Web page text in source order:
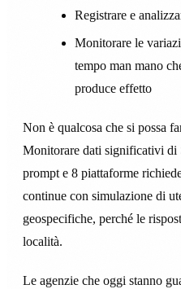
Registrare e
Monitorare le
tempo man mano
produce effetto
Non è qualcosa che si possa
Monitorare dati significativi di
prompt e 8 piattaforme
continue con simulazione di
geospecifiche, perché le
località.
Le agenzie che oggi stanno